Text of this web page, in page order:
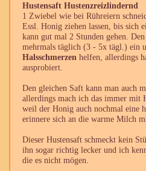
Hustensaft Hustenzreizlindernd
1 Zwiebel wie bei Rühreiern
Essl. Honig ziehen lassen, bis sich
kann gut mal 2 Stunden gehen.
mehrmals täglich (3 - 5x tägl.) ein
Halsschmerzen helfen, allerdings
ausprobiert.
Den gleichen Saft kann man auch
allerdings mach ich das immer mit
weil der Honig auch nochmal eine
erinnere sich an die warme Milch
Dieser Hustensaft schmeckt kein
ihn sogar richtig lecker und ich
die es nicht mögen.